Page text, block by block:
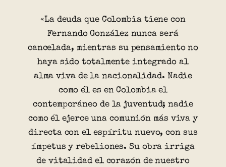
«La deuda que Colombia tiene con
Fernando González nunca será
cancelada, mientras su pensamiento no
haya sido totalmente integrado al
alma viva de la nacionalidad. Nadie
como él es en Colombia el
contemporáneo de la juventud; nadie
como él ejerce una comunión más viva y
directa con el espíritu nuevo, con sus
ímpetus y rebeliones. Su obra irriga
de vitalidad el corazón de nuestro